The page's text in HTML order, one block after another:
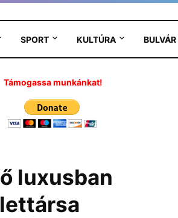
SPORT KULTÚRA BULVÁR
Támogassa munkánkat!
luxusban